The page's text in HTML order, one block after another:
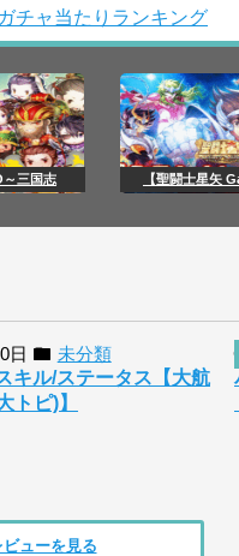
チャ当たりランキング
～三国志 【聖闘士星矢
日
未分類
キル/ステータス【大航
トピ)】
ビューを見る